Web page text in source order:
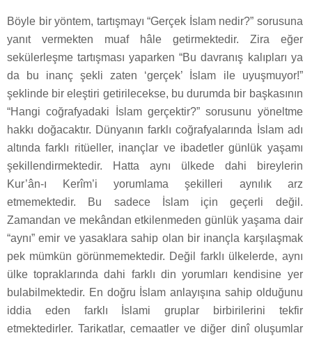
Böyle bir yöntem, tartışmayı “Gerçek İslam nedir?” sorusuna
yanıt vermekten muaf hâle getirmektedir. Zira eğer
sekülerleşme tartışması yaparken “Bu davranış kalıpları ya
da bu inanç şekli zaten ‘gerçek’ İslam ile uyuşmuyor!”
şeklinde bir eleştiri getirilecekse, bu durumda bir başkasının
“Hangi coğrafyadaki İslam gerçektir?” sorusunu yöneltme
hakkı doğacaktır. Dünyanın farklı coğrafyalarında İslam adı
altında farklı ritüeller, inançlar ve ibadetler günlük yaşamı
şekillendirmektedir. Hatta aynı ülkede dahi bireylerin
Kur’ân-ı Kerîm’i yorumlama şekilleri aynılık arz
etmemektedir. Bu sadece İslam için geçerli değil.
Zamandan ve mekândan etkilenmeden günlük yaşama dair
“aynı” emir ve yasaklara sahip olan bir inançla karşılaşmak
pek mümkün görünmemektedir. Değil farklı ülkelerde, aynı
ülke topraklarında dahi farklı din yorumları kendisine yer
bulabilmektedir. En doğru İslam anlayışına sahip olduğunu
iddia eden farklı İslami gruplar birbirilerini tekfir
etmektedirler. Tarikatlar, cemaatler ve diğer dinî oluşumlar